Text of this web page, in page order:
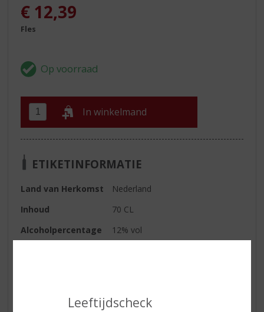
Leeftijdscheck
€ 12,39
Fles
In winkelmand
ETIKETINFORMATIE
Land van Herkomst
Nederland
Inhoud
70 CL
Alcoholpercentage
12% vol
Schrijf een review